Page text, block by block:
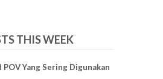
THIS WEEK
POV Yang Sering Digunakan